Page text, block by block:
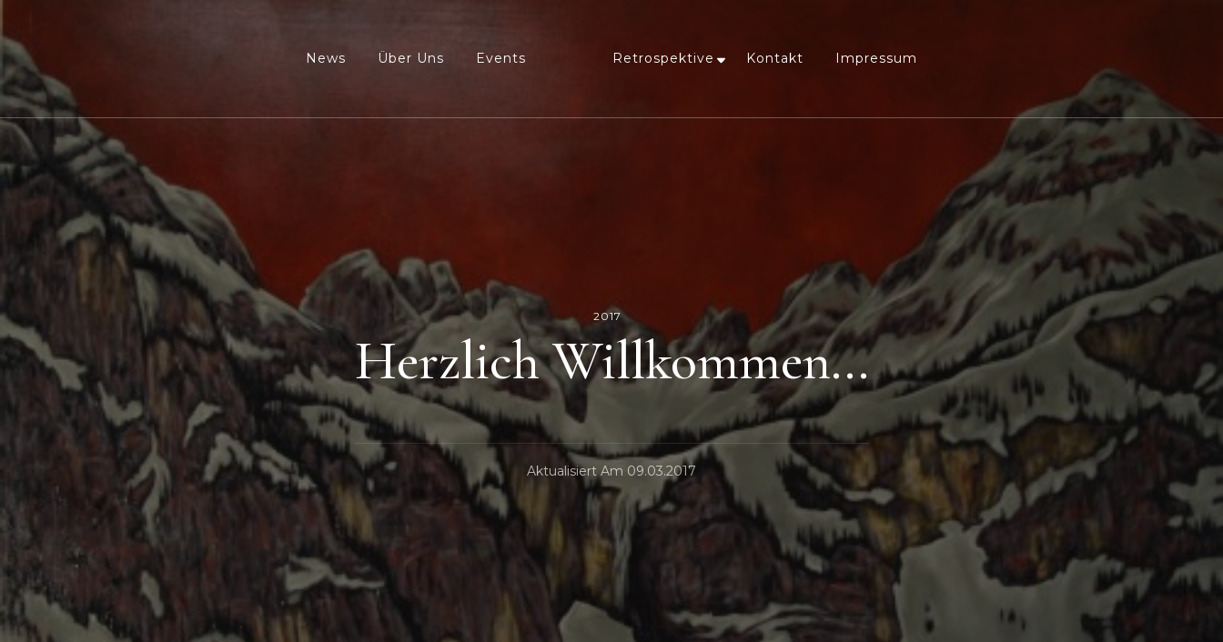
News Über Uns Events Retrospektive Kontakt Impressum
2017
Herzlich Willkommen...
Aktualisiert Am 09.03.2017